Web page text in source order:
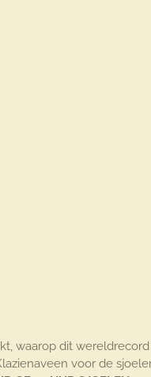
waarop dit
voor de